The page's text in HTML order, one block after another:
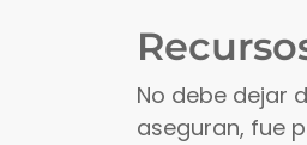
No debe dejar
aseguran, fue